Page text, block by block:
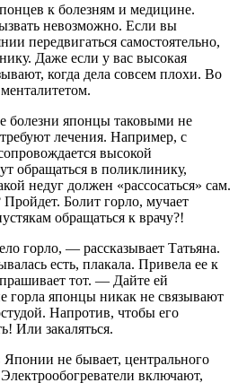
к болезням и медицине.
невозможно. Если вы
передвигаться самостоятельно,
Даже если у вас высокая
когда дела совсем плохи. Во
болезни японцы таковыми не
лечения. Например, с
высокой
обращаться в поликлинику,
недуг должен «рассосаться» сам.
Болит горло, мучает
обращаться к врачу?!
горло, — рассказывает Татьяна.
есть, плакала. Привела ее к
тот. — Дайте ей
горла японцы никак не связывают
Напротив, чтобы его
Или закаляться.
не бывает, центрального
включают,